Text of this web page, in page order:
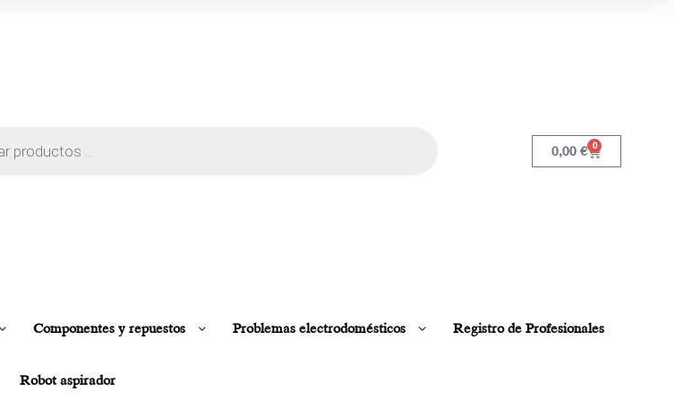
0,00€ 0
Componentes y repuestos Problemas electrodomésticos Registro de Profesionales
Robot aspirador